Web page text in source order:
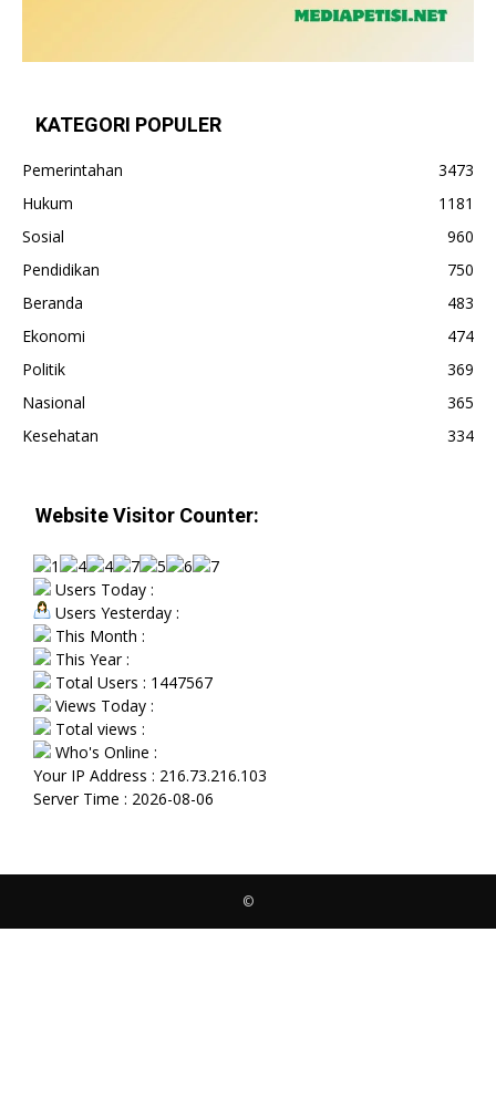
KATEGORI POPULER
Pemerintahan
3473
Hukum
1181
Sosial
960
Pendidikan
750
Beranda
483
Ekonomi
474
Politik
369
Nasional
365
Kesehatan
334
Website Visitor Counter:
Users Today :
Users Yesterday :
This Month :
This Year :
Total Users : 1447567
Views Today :
Total views :
Who's Online :
Your IP Address : 216.73.216.103
Server Time : 2026-08-06
©